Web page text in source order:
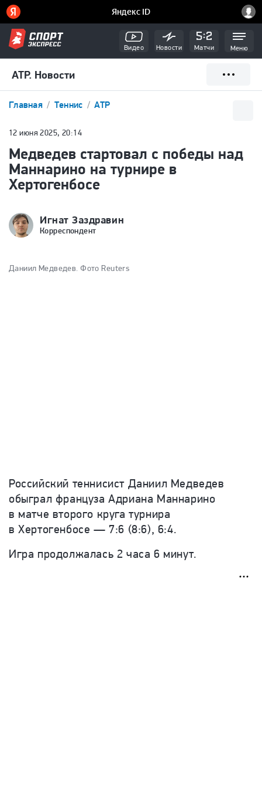
Видео Новости Матчи Меню
ATP. Новости
Главная Теннис ATP
12 июня 2025, 20:14
Медведев стартовал с победы над
Маннарино на турнире в
Хертогенбосе
Игнат Заздравин
Корреспондент
Даниил Медведев. Фото Reuters
Российский теннисист Даниил Медведев
обыграл француза Адриана Маннарино
в матче второго круга турнира
в Хертогенбосе — 7:6 (8:6), 6:4.
Игра продолжалась 2 часа 6 минут.